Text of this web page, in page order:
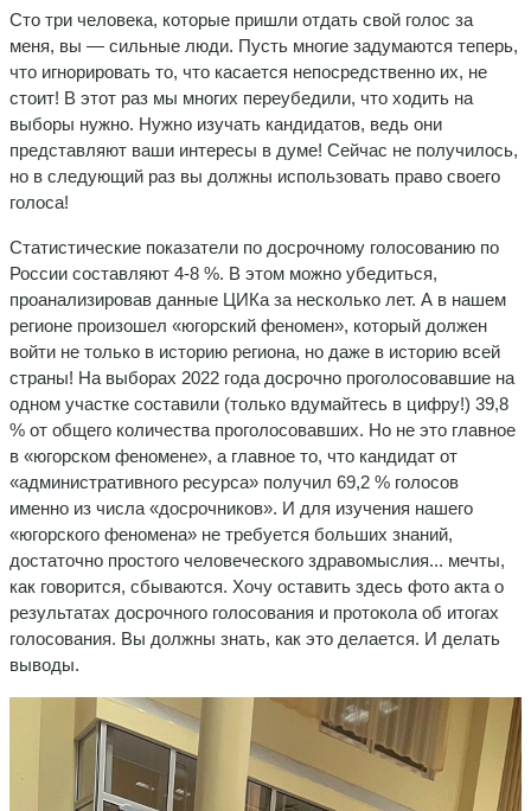
Сто три человека, которые пришли отдать свой голос за
меня, вы — сильные люди. Пусть многие задумаются теперь,
что игнорировать то, что касается непосредственно их, не
стоит! В этот раз мы многих переубедили, что ходить на
выборы нужно. Нужно изучать кандидатов, ведь они
представляют ваши интересы в думе! Сейчас не получилось,
но в следующий раз вы должны использовать право своего
голоса!
Статистические показатели по досрочному голосованию по
России составляют 4-8 %. В этом можно убедиться,
проанализировав данные ЦИКа за несколько лет. А в нашем
регионе произошел «югорский феномен», который должен
войти не только в историю региона, но даже в историю всей
страны! На выборах 2022 года досрочно проголосовавшие на
одном участке составили (только вдумайтесь в цифру!) 39,8
% от общего количества проголосовавших. Но не это главное
в «югорском феномене», а главное то, что кандидат от
«административного ресурса» получил 69,2 % голосов
именно из числа «досрочников». И для изучения нашего
«югорского феномена» не требуется больших знаний,
достаточно простого человеческого здравомыслия... мечты,
как говорится, сбываются. Хочу оставить здесь фото акта о
результатах досрочного голосования и протокола об итогах
голосования. Вы должны знать, как это делается. И делать
выводы.